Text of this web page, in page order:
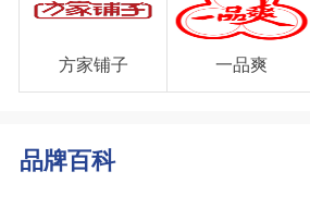
方家铺子 一品爽
品牌百科